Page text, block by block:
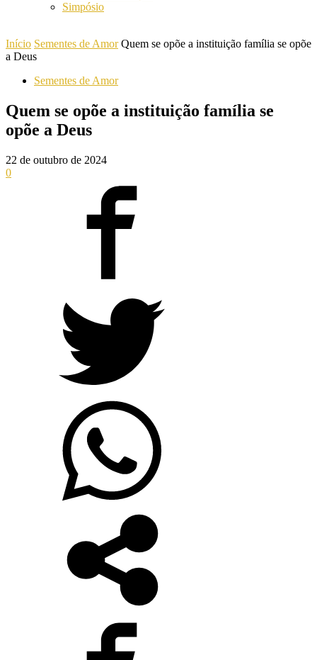
Simpósio
Início Sementes de Amor Quem se opõe a instituição família se opõe
a Deus
Sementes de Amor
Quem se opõe a instituição família se
opõe a Deus
22 de outubro de 2024
0